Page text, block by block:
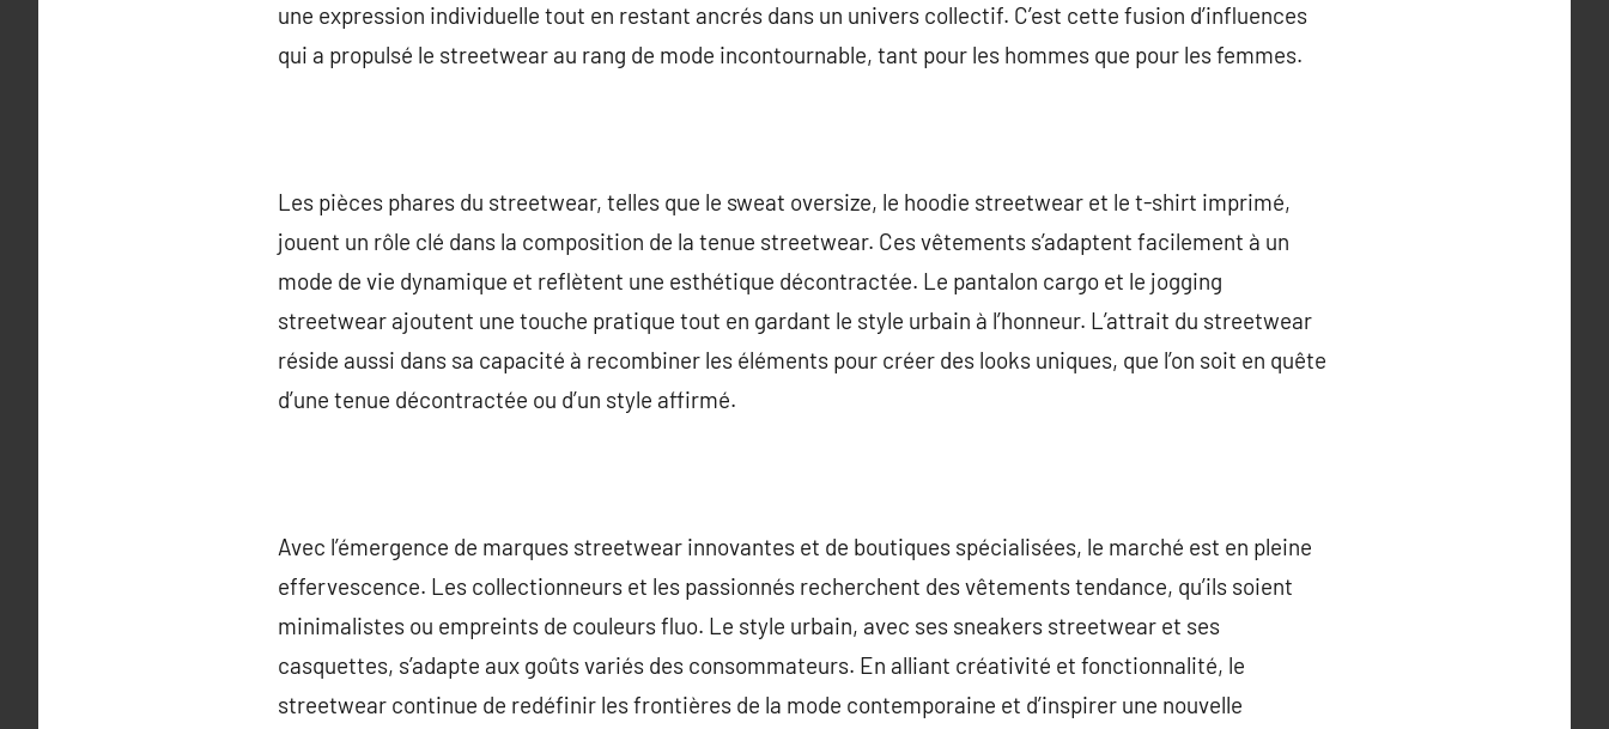
une expression individuelle tout en restant ancrés dans un univers collectif. C’est cette fusion d’influences
qui a propulsé le streetwear au rang de mode incontournable, tant pour les hommes que pour les femmes.
Les pièces phares du streetwear, telles que le sweat oversize, le hoodie streetwear et le t-shirt imprimé,
jouent un rôle clé dans la composition de la tenue streetwear. Ces vêtements s’adaptent facilement à un
mode de vie dynamique et reflètent une esthétique décontractée. Le pantalon cargo et le jogging
streetwear ajoutent une touche pratique tout en gardant le style urbain à l’honneur. L’attrait du streetwear
réside aussi dans sa capacité à recombiner les éléments pour créer des looks uniques, que l’on soit en quête
d’une tenue décontractée ou d’un style affirmé.
Avec l’émergence de marques streetwear innovantes et de boutiques spécialisées, le marché est en pleine
effervescence. Les collectionneurs et les passionnés recherchent des vêtements tendance, qu’ils soient
minimalistes ou empreints de couleurs fluo. Le style urbain, avec ses sneakers streetwear et ses
casquettes, s’adapte aux goûts variés des consommateurs. En alliant créativité et fonctionnalité, le
streetwear continue de redéfinir les frontières de la mode contemporaine et d’inspirer une nouvelle